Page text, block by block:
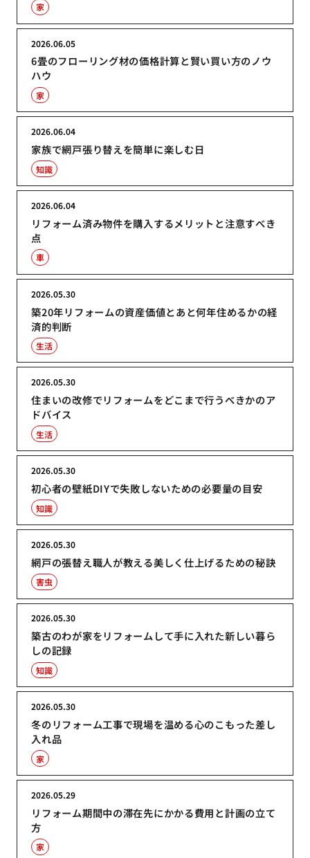
家
6畳のフローリング材の価格計算と賢い買い方のノウ
ハウ
2026.06.05
家
家族で網戸張り替えを簡単に楽しむ日
2026.06.04
知識
リフォーム済み物件を購入するメリットと注意すべき
点
2026.06.04
車
築20年リフォームの資産価値とあと何年住めるかの経
済的判断
2026.05.30
生活
住まいの改修でリフォームをどこまで行うべきかのア
ドバイス
2026.05.30
生活
初心者の壁紙DIYで失敗しないための必要量の目安
2026.05.30
知識
網戸の張替え職人が教える美しく仕上げるための秘訣
2026.05.30
害虫
築古のわが家をリフォームして手に入れた新しい暮ら
しの記録
2026.05.30
知識
冬のリフォーム工事で現場を温める心のこもった差し
入れ品
2026.05.30
家
リフォーム期間中の滞在先にかかる費用と計画の立て
方
2026.05.29
家